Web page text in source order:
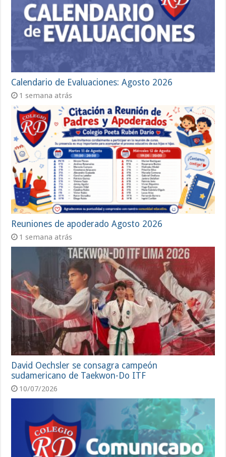
Calendario de Evaluaciones: Agosto 2026
1 semana atrás
Reuniones de apoderado Agosto 2026
1 semana atrás
David Oechsler se consagra campeón
sudamericano de Taekwon-Do ITF
10/07/2026